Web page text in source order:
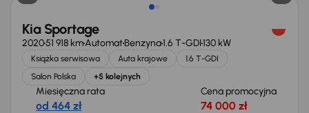
Kia Sportage
202051 918 kmAutomatBenzyna1.6 T-GDI130 kW
Książka serwisowa Auta krajowe
1.6 T-GDI
Salon Polska
+5 kolejnych
Miesięczna rata
od 464 zł
Cena promocyjna
74 000 zł